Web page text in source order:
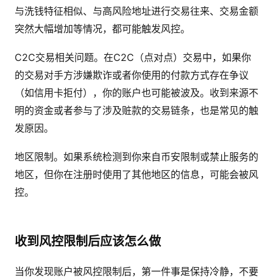
与洗钱特征相似、与高风险地址进行交易往来、交易金额
突然大幅增加等情况，都可能触发风控。
C2C交易相关问题。在C2C（点对点）交易中，如果你
的交易对手方涉嫌欺诈或者你使用的付款方式存在争议
（如信用卡拒付），你的账户也可能被波及。收到来源不
明的资金或者参与了涉及赃款的交易链条，也是常见的触
发原因。
地区限制。如果系统检测到你来自币安限制或禁止服务的
地区，但你在注册时使用了其他地区的信息，可能会被风
控。
收到风控限制后应该怎么做
当你发现账户被风控限制后，第一件事是保持冷静，不要